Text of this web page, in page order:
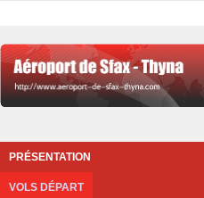
PRÉSENTATION
VOLS DÉPART